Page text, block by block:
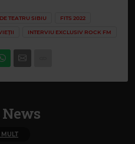
TEATRU SIBIU FITS 2022
INTERVIU EXCLUSIV ROCK FM
MULT